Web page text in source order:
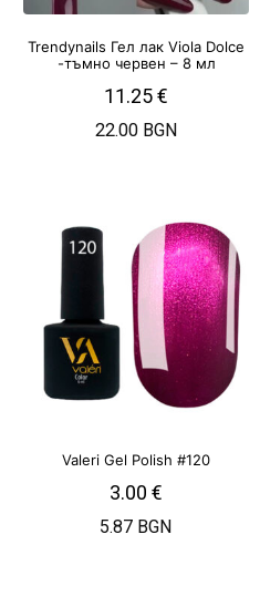
Trendynails Гел лак Viola Dolce
-тъмно червен – 8 мл
11.25€
22.00 BGN
Valeri Gel Polish #120
3.00 €
5.87 BGN